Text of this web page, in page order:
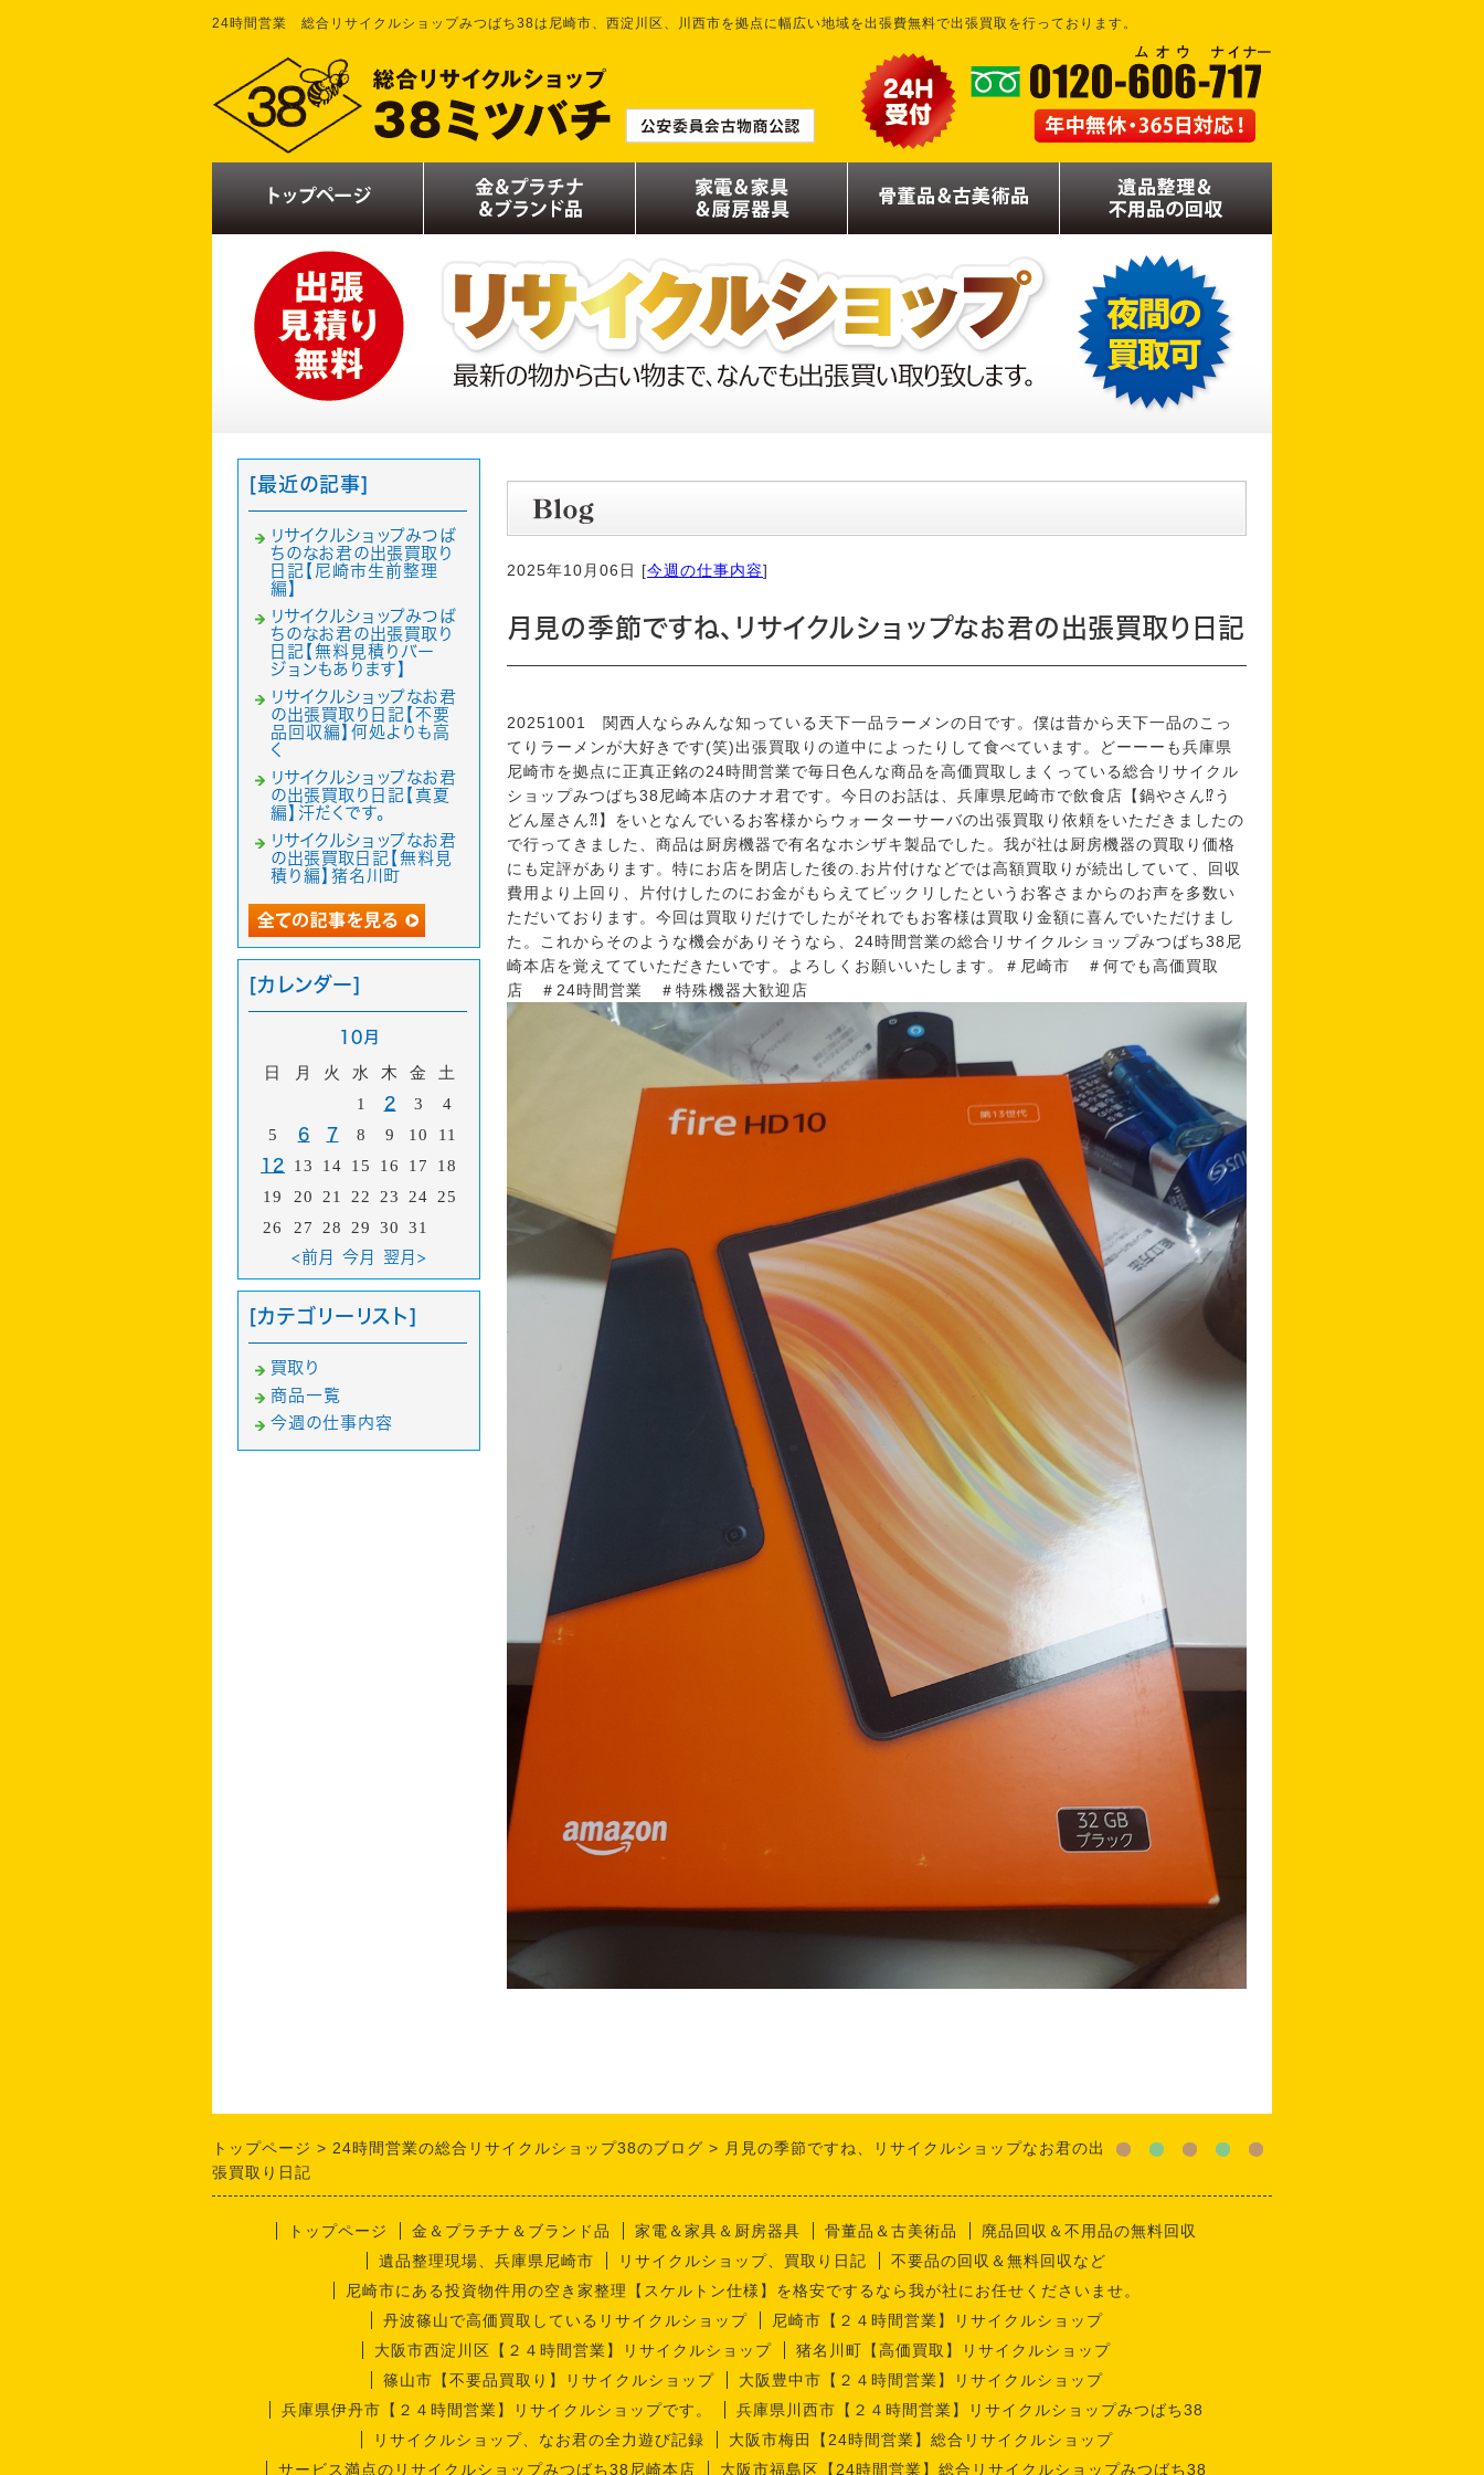
24時間営業 総合リサイクルショップみつばち38は尼崎市、西淀川区、川西市を拠点に幅広い地域を出張費無料で出張買取を行っております。
2025年10月06日 [今週の仕事内容]
月見の季節ですね、リサイクルショップなお君の出張買取り日記
20251001 関西人ならみんな知っている天下一品ラーメンの日です。僕は昔から天下一品のこっ
てりラーメンが大好きです(笑)出張買取りの道中によったりして食べています。どーーーも兵庫県
尼崎市を拠点に正真正銘の24時間営業で毎日色んな商品を高価買取しまくっている総合リサイクル
ショップみつばち38尼崎本店のナオ君です。今日のお話は、兵庫県尼崎市で飲食店【鍋やさん⁉う
どん屋さん⁈】をいとなんでいるお客様からウォーターサーバの出張買取り依頼をいただきましたの
で行ってきました、商品は厨房機器で有名なホシザキ製品でした。我が社は厨房機器の買取り価格
にも定評があります。特にお店を閉店した後の.お片付けなどでは高額買取りが続出していて、回収
費用より上回り、片付けしたのにお金がもらえてビックリしたというお客さまからのお声を多数い
ただいております。今回は買取りだけでしたがそれでもお客様は買取り金額に喜んでいただけまし
た。これからそのような機会がありそうなら、24時間営業の総合リサイクルショップみつばち38尼
崎本店を覚えてていただきたいです。よろしくお願いいたします。＃尼崎市 ＃何でも高価買取
店 ＃24時間営業 ＃特殊機器大歓迎店
[最近の記事]
リサイクルショップみつば
ちのなお君の出張買取り
日記【尼崎市生前整理
編】
リサイクルショップみつば
ちのなお君の出張買取り
日記【無料見積りバー
ジョンもあります】
リサイクルショップなお君
の出張買取り日記【不要
品回収編】何処よりも高
く
リサイクルショップなお君
の出張買取り日記【真夏
編】汗だくです。
リサイクルショップなお君
の出張買取日記【無料見
積り編】猪名川町
[カレンダー]
10月
日 月 火 水 木 金
土
1
2 3
4
5
6 7 8 9 10 11
12 13 14 15 16 17
18
19
20 21 22 23 24
25
26
27 28 29 30 31
<前月 今月 翌月>
[カテゴリーリスト]
買取り
商品一覧
今週の仕事内容
トップページ 24時間営業の総合リサイクルショップ38のブログ
月見の季節ですね、リサイクルショップなお君の出
張買取り日記
トップページ 金＆プラチナ＆ブランド品 家電＆家具＆厨房器具 骨董品＆古美術品
廃品回収＆不用品の無料回収
遺品整理現場、兵庫県尼崎市
リサイクルショップ、買取り日記
不要品の回収＆無料回収など
尼崎市にある投資物件用の空き家整理【スケルトン仕様】を格安でするなら我が社にお任せくださいませ。
丹波篠山で高価買取しているリサイクルショップ
尼崎市【２４時間営業】リサイクルショップ
大阪市西淀川区【２４時間営業】リサイクルショップ
猪名川町【高価買取】リサイクルショップ
篠山市【不要品買取り】リサイクルショップ
大阪豊中市【２４時間営業】リサイクルショップ
兵庫県伊丹市【２４時間営業】リサイクルショップです。
兵庫県川西市【２４時間営業】リサイクルショップみつばち38
リサイクルショップ、なお君の全力遊び記録
大阪市梅田【24時間営業】総合リサイクルショップ
サービス満点のリサイクルショップみつばち38尼崎本店
大阪市福島区【24時間営業】総合リサイクルショップみつばち38